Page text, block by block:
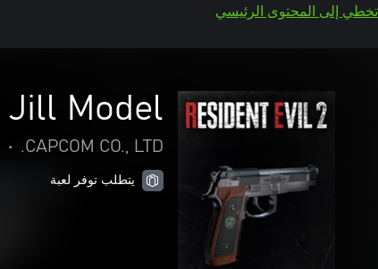
تخطي إلى المحتوى الرئيسي
Model"
CAPCOM CO., LTD.
•
يتطلب توفر لعبة